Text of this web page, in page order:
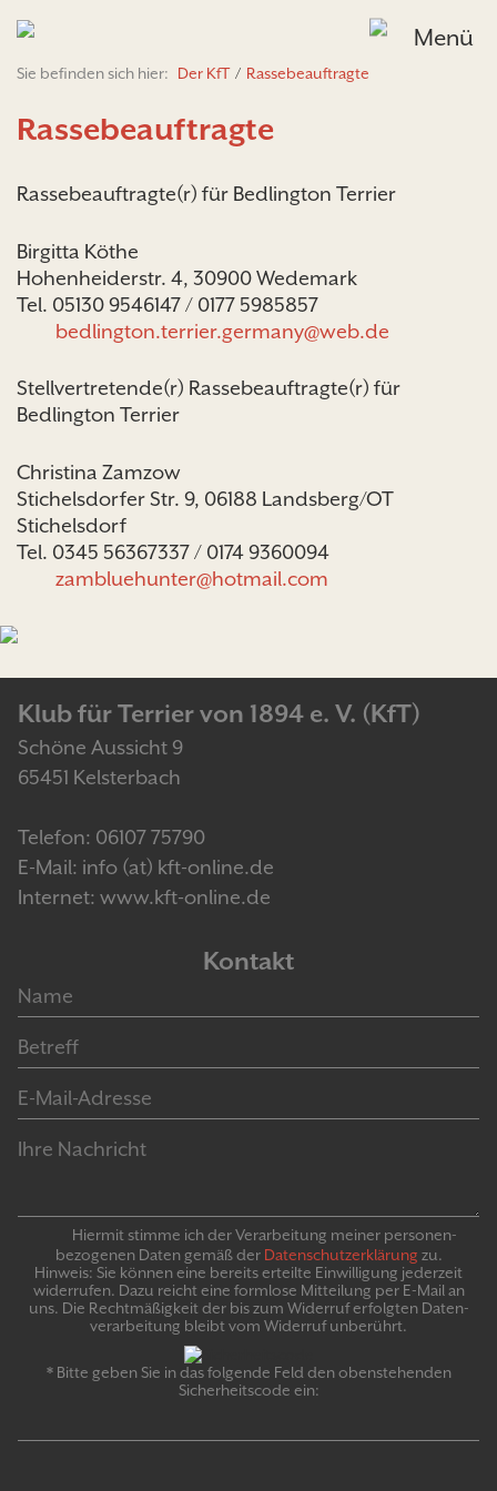
Menü
Sie befinden sich hier: Der KfT / Rassebeauftragte
Rassebeauftragte
Rassebeauftragte(r) für Bedlington Terrier
Birgitta Köthe
Hohenheiderstr. 4, 30900 Wedemark
Tel. 05130 9546147 / 0177 5985857
bedlington.terrier.germany@web.de
Stellvertretende(r) Rassebeauftragte(r) für
Bedlington Terrier
Christina Zamzow
Stichelsdorfer Str. 9, 06188 Landsberg/OT
Stichelsdorf
Tel. 0345 56367337 / 0174 9360094
zambluehunter@hotmail.com
Klub für Terrier von 1894 e. V. (KfT)
Schöne Aussicht 9
65451 Kelsterbach
Telefon: 06107 75790
E-Mail: info (at) kft-online.de
Internet: www.kft-online.de
Kontakt
Hiermit stimme ich der Verarbeitung meiner personen­
bezogenen Daten gemäß der Daten­schutz­er­klär­ung zu.
Hinweis: Sie können eine bereits erteilte Ein­willigung jeder­zeit
widerrufen. Dazu reicht eine formlose Mitteilung per E-Mail an
uns. Die Recht­mäßigkeit der bis zum Widerruf erfolgten Daten­
verarbeitung bleibt vom Wider­ruf un­be­rührt.
* Bitte geben Sie in das folgende Feld den obenstehenden
Sicherheitscode ein: